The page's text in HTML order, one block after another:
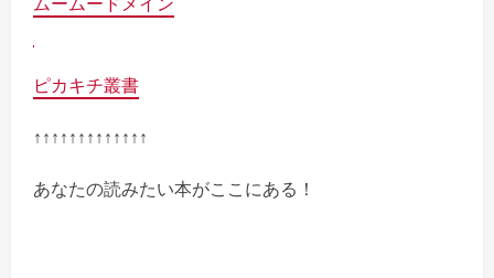
ピカキチ叢書
↑↑↑↑↑↑↑↑↑↑↑↑↑
あなたの読みたい本がここにある！